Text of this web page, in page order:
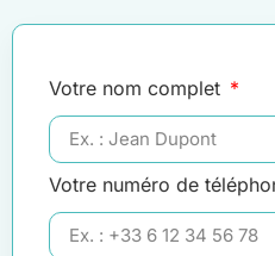
Votre nom complet
Votre numéro de